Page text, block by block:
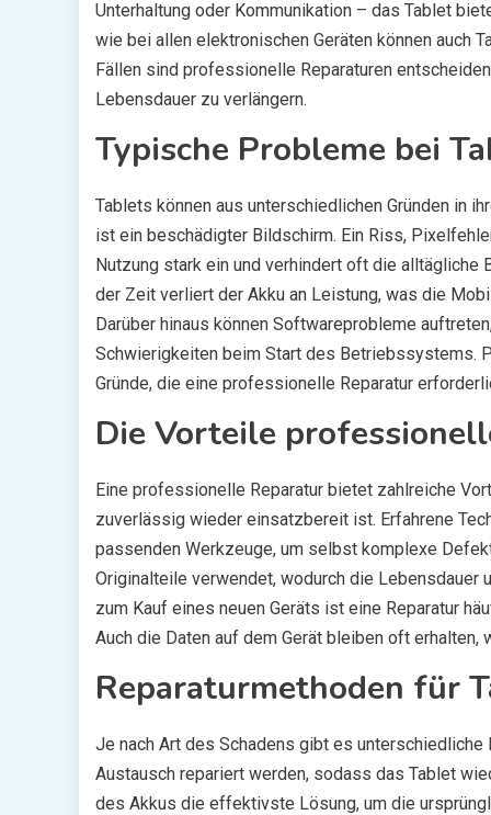
Unterhaltung oder Kommunikation – das Tablet
wie bei allen elektronischen Geräten können auch
Fällen sind professionelle Reparaturen
Lebensdauer zu verlängern.
Typische Probleme bei
Tablets können aus unterschiedlichen Gründen in
ist ein beschädigter Bildschirm. Ein Riss,
Nutzung stark ein und verhindert oft die alltägliche
der Zeit verliert der Akku an Leistung, was die
Darüber hinaus können Softwareprobleme
Schwierigkeiten beim Start des Betriebssystems.
Gründe, die eine professionelle Reparatur
Die Vorteile
Eine professionelle Reparatur bietet zahlreiche
zuverlässig wieder einsatzbereit ist. Erfahrene
passenden Werkzeuge, um selbst komplexe
Originalteile verwendet, wodurch die
zum Kauf eines neuen Geräts ist eine Reparatur
Auch die Daten auf dem Gerät bleiben oft
Reparaturmethoden für
Je nach Art des Schadens gibt es
Austausch repariert werden, sodass das Tablet
des Akkus die effektivste Lösung, um die